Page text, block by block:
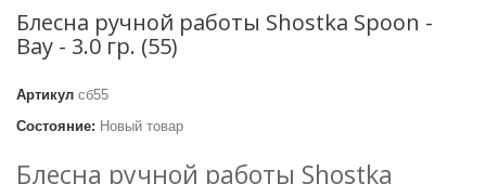
Блесна ручной работы Shostka Spoon -
Bay - 3.0 гр. (55)
Артикул сб55
Состояние: Новый товар
Блесна ручной работы Shostka